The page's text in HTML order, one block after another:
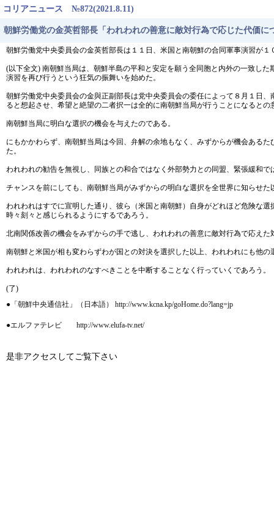
コリアニュース №872(2021.8.11)
朝鮮労働党の金英哲部長「われわれの善意に敵対行為で応じた代価に
朝鮮労働党中央委員会の金英哲部長は１１日、米国と南朝鮮の合同軍事演習が
(以下全文) 南朝鮮当局は、朝鮮半島の平和と安定を願う全同胞と内外の一致し
演習を再び行うという狂気の振舞いを始めた。
朝鮮労働党中央委員会の金與正副部長は党中央委員会の委任によって８月１日
ると想起させ、希望と絶望の二者択一は全的に南朝鮮当局が行うことになると
南朝鮮当局に明白な選択の機会を与えたのである。
にもかかわらず、南朝鮮当局は今回、弁解の余地もなく、みずからが機会ある
た。
われわれの勧告を無視し、同族との和合ではなく外部勢力との同盟、緊張緩和
チャンスを前にしても、南朝鮮当局がみずからの明白な選択を全世界に知らせ
われわれはすでに宣明した通り、彼ら（米国と南朝鮮）自身がどれほど危険な
時々刻々と感じられるようにするであろう。
北南関係改善の機会をみずからの手で逃し、われわれの善意に敵対行為で応え
南朝鮮と米国が相も変わらずわが国との対決を選択した以上、われわれにも他
われわれは、われわれのなすべきことを中断することなく行っていくであろう。
(了)
●「朝鮮中央通信社」（日本語） http://www.kcna.kp/goHome.do?lang=jp
●エルファテレビ http://www.elufa-tv.net/
是非アクセスしてご覧下さい